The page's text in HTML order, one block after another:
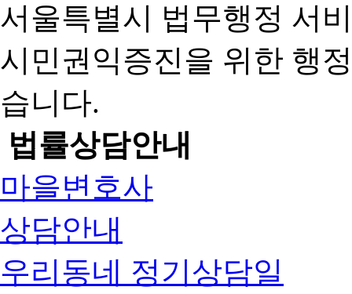
서울특별시 법무행정 서
시민권익증진을 위한 행
습니다.
법률상담안내
마을변호사
상담안내
우리동네 정기상담일